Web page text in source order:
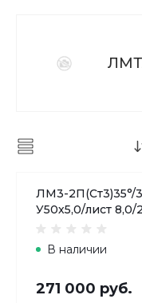
ЛМ3-2П(Ст3)35°/
У50х5,0/лист 8,0/
В наличии
271 000 руб.